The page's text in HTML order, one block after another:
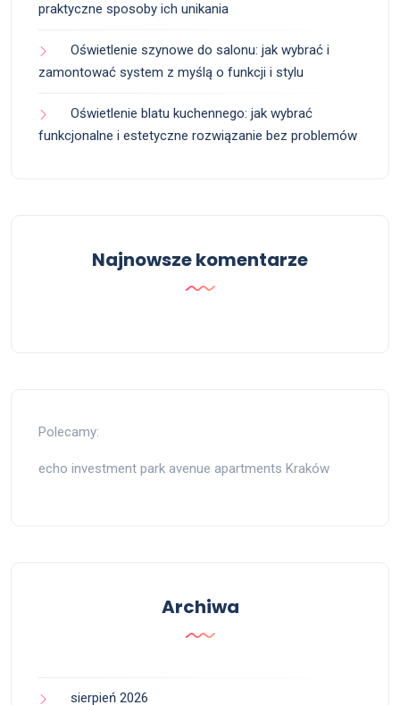
praktyczne sposoby ich unikania
Oświetlenie szynowe do salonu: jak wybrać i
zamontować system z myślą o funkcji i stylu
Oświetlenie blatu kuchennego: jak wybrać
funkcjonalne i estetyczne rozwiązanie bez problemów
Najnowsze komentarze
Polecamy:
echo investment park avenue apartments Kraków
Archiwa
sierpień 2026